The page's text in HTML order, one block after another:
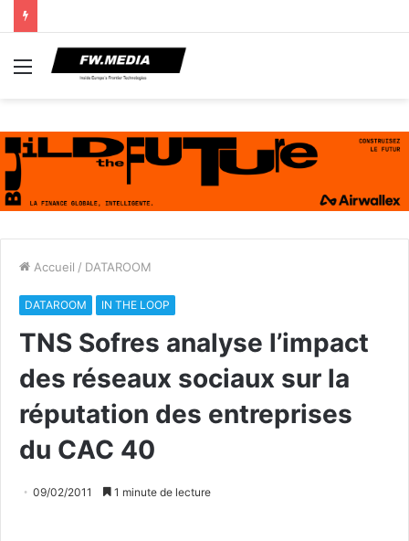
Menu
Accueil / DATAROOM
DATAROOM IN THE LOOP
TNS Sofres analyse l’impact
des réseaux sociaux sur la
réputation des entreprises
du CAC 40
09/02/2011 1 minute de lecture